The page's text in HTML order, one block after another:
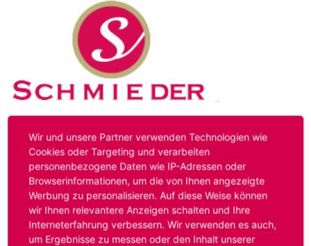
Kontakt Impressum Datenschutz
Hinweis:Das von ihnen aufgerufene Stellenangebot ist
bereits ausgelaufen. Alternative Stellenanzeigen finden
Sie unter:
www.schmieder-personal.de/stellenangebote
Oder Sie bewerben sich
initiativund wir suchen für Sie
passende Stellenangebote.
Wir und unsere Partner verwenden Technologien wie
Cookies oder Targeting und verarbeiten
personenbezogene Daten wie IP-Adressen oder
Browserinformationen, um die von Ihnen angezeigte
Werbung zu personalisieren. Auf diese Weise können
wir Ihnen relevantere Anzeigen schalten und Ihre
Interneterfahrung verbessern. Wir verwenden es auch,
um Ergebnisse zu messen oder den Inhalt unserer